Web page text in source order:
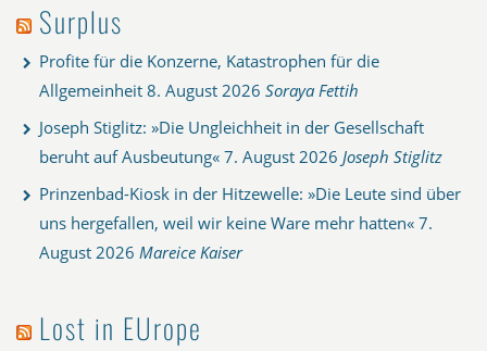
Surplus
Profite für die Konzerne, Katastrophen für die
Allgemeinheit 8. August 2026 Soraya Fettih
Joseph Stiglitz: »Die Ungleichheit in der Gesellschaft
beruht auf Ausbeutung« 7. August 2026 Joseph Stiglitz
Prinzenbad-Kiosk in der Hitzewelle: »Die Leute sind über
uns hergefallen, weil wir keine Ware mehr hatten« 7.
August 2026 Mareice Kaiser
Lost in EUrope